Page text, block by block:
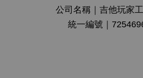
公司名稱｜ 吉他玩家
統一編號｜